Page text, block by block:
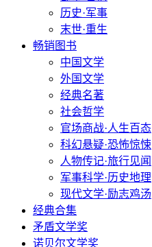
历史·军事
末世·重生
畅销图书
中国文学
外国文学
经典名著
社会哲学
官场商战·人生百态
科幻悬疑·恐怖惊悚
人物传记·旅行见闻
军事科学·历史地理
现代文学·励志鸡汤
经典合集
矛盾文学奖
诺贝尔文学奖